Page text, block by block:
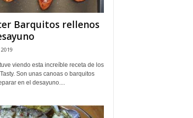
Barquitos rellenos
viendo esta increíble receta de los
Son unas canoas o barquitos
en el desayuno....